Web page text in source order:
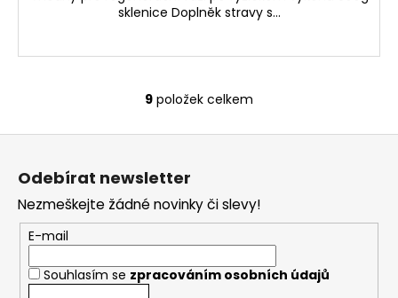
sklenice Doplněk stravy s...
O
v
a
c
í
p
r
9 položek celkem
Odebírat newsletter
Nezmeškejte žádné novinky či slevy!
E-mail
Souhlasím se zpracováním osobních údajů